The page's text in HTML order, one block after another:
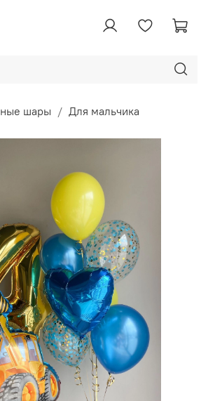
шары Для мальчика